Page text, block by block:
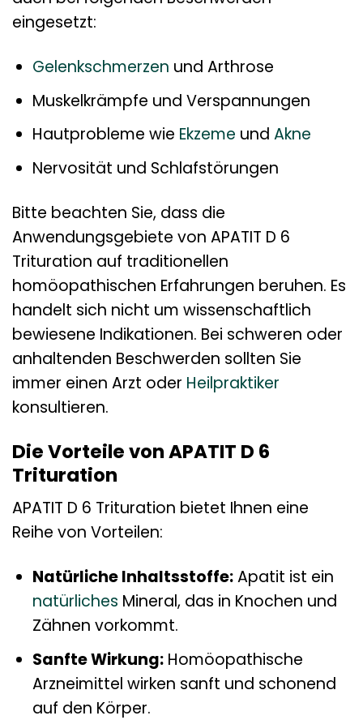
eingesetzt:
Gelenkschmerzen und Arthrose
Muskelkrämpfe und Verspannungen
Hautprobleme wie Ekzeme und Akne
Nervosität und Schlafstörungen
Bitte beachten Sie, dass die
Anwendungsgebiete von APATIT D 6
Trituration auf traditionellen
homöopathischen Erfahrungen beruhen. Es
handelt sich nicht um wissenschaftlich
bewiesene Indikationen. Bei schweren oder
anhaltenden Beschwerden sollten Sie
immer einen Arzt oder Heilpraktiker
konsultieren.
Die Vorteile von APATIT D 6
Trituration
APATIT D 6 Trituration bietet Ihnen eine
Reihe von Vorteilen:
Natürliche Inhaltsstoffe:Apatit ist ein
natürliches Mineral, das in Knochen und
Zähnen vorkommt.
Sanfte Wirkung:Homöopathische
Arzneimittel wirken sanft und schonend
auf den Körper.